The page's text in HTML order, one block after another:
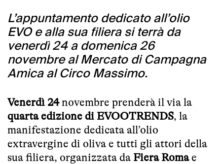
L’appuntamento dedicato all’olio
EVO e alla sua filiera si terrà da
venerdì 24 a domenica 26
novembre al Mercato di Campagna
Amica al Circo Massimo.
Venerdì 24novembre prenderà il via la
quarta edizione di EVOOTRENDS, la
manifestazione dedicata all’olio
extravergine di oliva e tutti gli attori della
sua filiera, organizzata da Fiera Romae